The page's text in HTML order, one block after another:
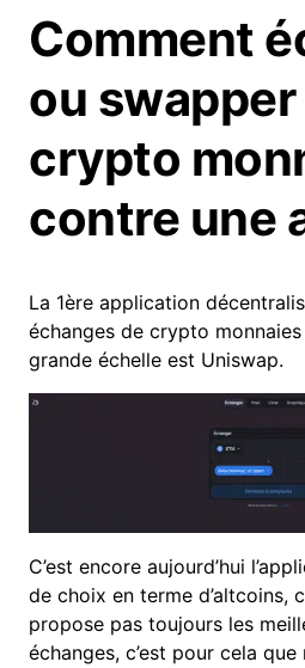
Comment
ou
crypto
contre une
La 1ère application
échanges de crypto
grande échelle est Uniswap.
C’est encore aujourd’hui
de choix en terme d’altcoins,
propose pas toujours les
échanges, c’est pour cela